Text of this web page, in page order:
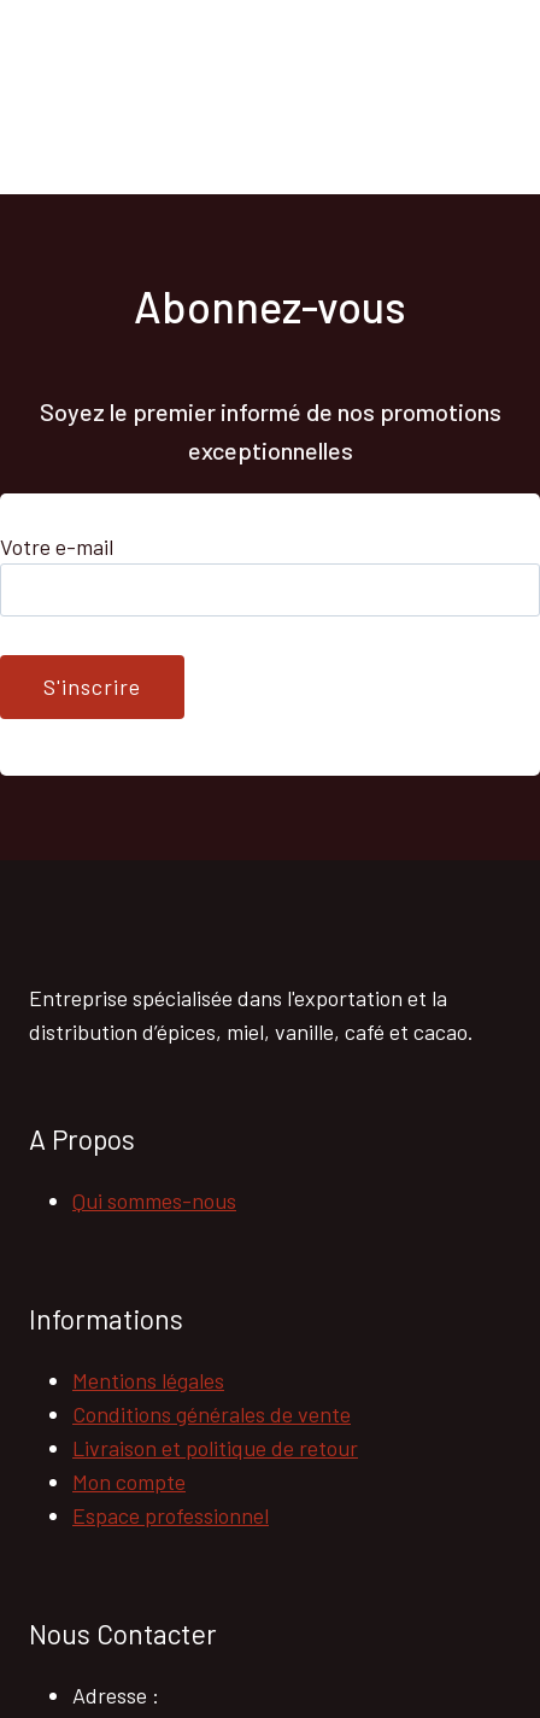
Abonnez-vous
Soyez le premier informé de nos promotions
exceptionnelles
Votre e-mail
Entreprise spécialisée dans l'exportation et la
distribution d’épices, miel, vanille, café et cacao.
A Propos
Qui sommes-nous
Informations
Mentions légales
Conditions générales de vente
Livraison et politique de retour
Mon compte
Espace professionnel
Nous Contacter
Adresse :